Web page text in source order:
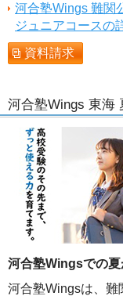
河合塾Wings 難関
ジュニアコースの
資料請求
河合塾Wings 東海
河合塾Wingsでの夏
河合塾Wingsは、難